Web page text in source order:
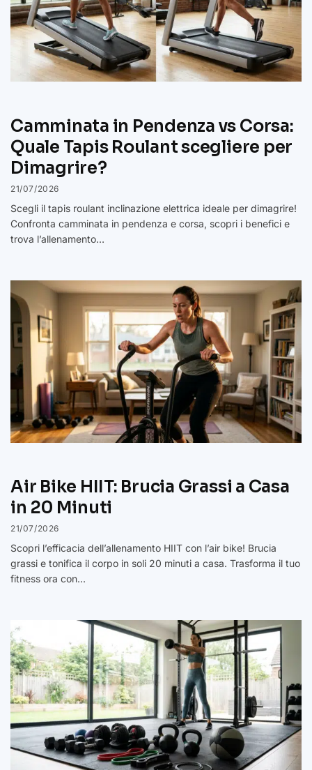
Camminata in Pendenza vs Corsa:
Quale Tapis Roulant scegliere per
Dimagrire?
21/07/2026
Scegli il tapis roulant inclinazione elettrica ideale per dimagrire!
Confronta camminata in pendenza e corsa, scopri i benefici e
trova l’allenamento…
Air Bike HIIT: Brucia Grassi a Casa
in 20 Minuti
21/07/2026
Scopri l’efficacia dell’allenamento HIIT con l’air bike! Brucia
grassi e tonifica il corpo in soli 20 minuti a casa. Trasforma il tuo
fitness ora con…